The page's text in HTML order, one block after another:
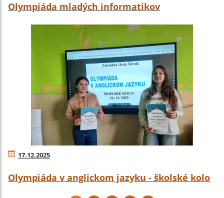
Olympiáda mladých informatikov
17.12.2025
Olympiáda v anglickom jazyku - školské kolo